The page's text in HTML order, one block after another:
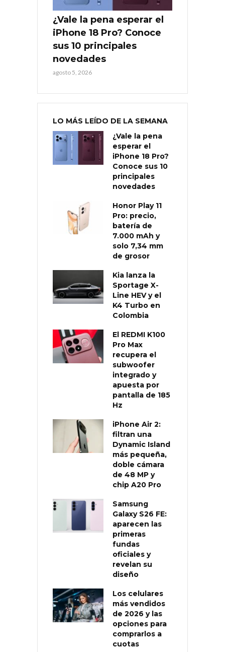
¿Vale la pena esperar el
iPhone 18 Pro? Conoce
sus 10 principales
novedades
agosto 5, 2026
LO MÁS LEÍDO DE LA SEMANA
¿Vale la pena
esperar el
iPhone 18 Pro?
Conoce sus 10
principales
novedades
Honor Play 11
Pro: precio,
batería de
7.000 mAh y
solo 7,34 mm
de grosor
Kia lanza la
Sportage X-
Line HEV y el
K4 Turbo en
Colombia
El REDMI K100
Pro Max
recupera el
subwoofer
integrado y
apuesta por
pantalla de 185
Hz
iPhone Air 2:
filtran una
Dynamic Island
más pequeña,
doble cámara
de 48 MP y
chip A20 Pro
Samsung
Galaxy S26 FE:
aparecen las
primeras
fundas
oficiales y
revelan su
diseño
Los celulares
más vendidos
de 2026 y las
opciones para
comprarlos a
cuotas